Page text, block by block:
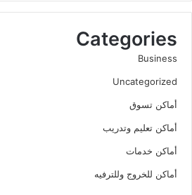
Categories
Business
Uncategorized
أماكن تسوق
أماكن تعليم وتدريب
أماكن خدمات
أماكن للخروج وللترفيه